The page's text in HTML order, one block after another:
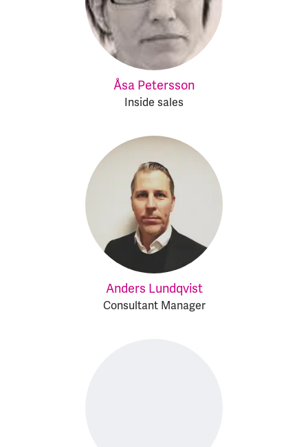
Åsa Petersson
Inside sales
Anders Lundqvist
Consultant Manager